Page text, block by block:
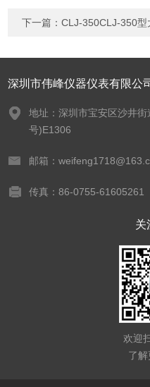
下一篇：CLJ-350CLJ-350型
深圳市伟峰仪器仪表有限公
地址：深圳市宝安区沙井
号)E1306
邮箱：
传真：86-0755-61605261
关
欢迎
了解